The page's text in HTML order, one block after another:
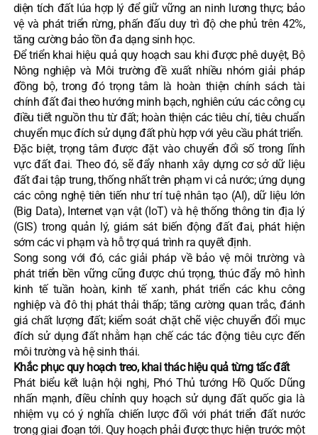
diện tích đất lúa hợp lý để giữ vững an ninh lương thực; bảo
vệ và phát triển rừng, phấn đấu duy trì độ che phủ trên 42%,
tăng cường bảo tồn đa dạng sinh học.
Để triển khai hiệu quả quy hoạch sau khi được phê duyệt, Bộ
Nông nghiệp và Môi trường đề xuất nhiều nhóm giải pháp
đồng bộ, trong đó trọng tâm là hoàn thiện chính sách tài
chính đất đai theo hướng minh bạch, nghiên cứu các công cụ
điều tiết nguồn thu từ đất; hoàn thiện các tiêu chí, tiêu chuẩn
chuyển mục đích sử dụng đất phù hợp với yêu cầu phát triển.
Đặc biệt, trọng tâm được đặt vào chuyển đổi số trong lĩnh
vực đất đai. Theo đó, sẽ đẩy nhanh xây dựng cơ sở dữ liệu
đất đai tập trung, thống nhất trên phạm vi cả nước; ứng dụng
các công nghệ tiên tiến như trí tuệ nhân tạo (AI), dữ liệu lớn
(Big Data), Internet vạn vật (IoT) và hệ thống thông tin địa lý
(GIS) trong quản lý, giám sát biến động đất đai, phát hiện
sớm các vi phạm và hỗ trợ quá trình ra quyết định.
Song song với đó, các giải pháp về bảo vệ môi trường và
phát triển bền vững cũng được chú trọng, thúc đẩy mô hình
kinh tế tuần hoàn, kinh tế xanh, phát triển các khu công
nghiệp và đô thị phát thải thấp; tăng cường quan trắc, đánh
giá chất lượng đất; kiểm soát chặt chẽ việc chuyển đổi mục
đích sử dụng đất nhằm hạn chế các tác động tiêu cực đến
môi trường và hệ sinh thái.
Khắc phục quy hoạch treo, khai thác hiệu quả từng tấc đất
Phát biểu kết luận hội nghị, Phó Thủ tướng Hồ Quốc Dũng
nhấn mạnh, điều chỉnh quy hoạch sử dụng đất quốc gia là
nhiệm vụ có ý nghĩa chiến lược đối với phát triển đất nước
trong giai đoạn tới. Quy hoạch phải được thực hiện trước một